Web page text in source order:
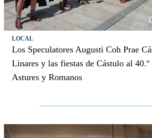
LOCAL
Los Speculatores Augusti Coh Prae
Linares y las fiestas de Cástulo al
Astures y Romanos